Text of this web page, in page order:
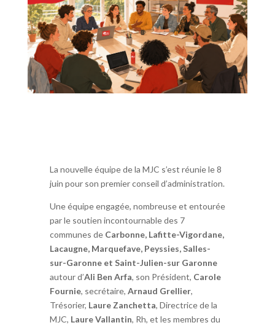
La nouvelle équipe de la MJC s’est réunie le 8
juin pour son premier conseil d’administration.
Une équipe engagée, nombreuse et entourée
par le soutien incontournable des 7
communes de Carbonne, Lafitte-Vigordane,
Lacaugne, Marquefave, Peyssies, Salles-
sur-Garonne et Saint-Julien-sur Garonne
autour d’Ali Ben Arfa, son Président, Carole
Fournie, secrétaire, Arnaud Grellier,
Trésorier, Laure Zanchetta, Directrice de la
MJC, Laure Vallantin, Rh, et les membres du